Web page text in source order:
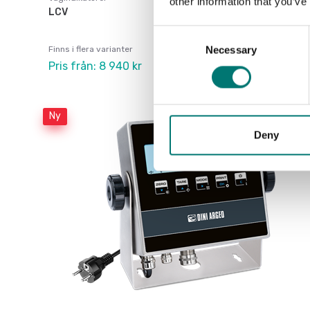
Necessary
Deny
LCV
Finns i flera varianter
Pris från: 8 940 kr
Ny